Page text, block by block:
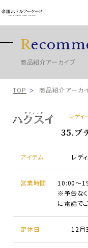
R
商品紹介アーカイブ
TOP 商品紹介アーカ
レディ
35.ブ
アイテム レデ
営業時間
10:00～
※予告な
に電話で
定休日 12月